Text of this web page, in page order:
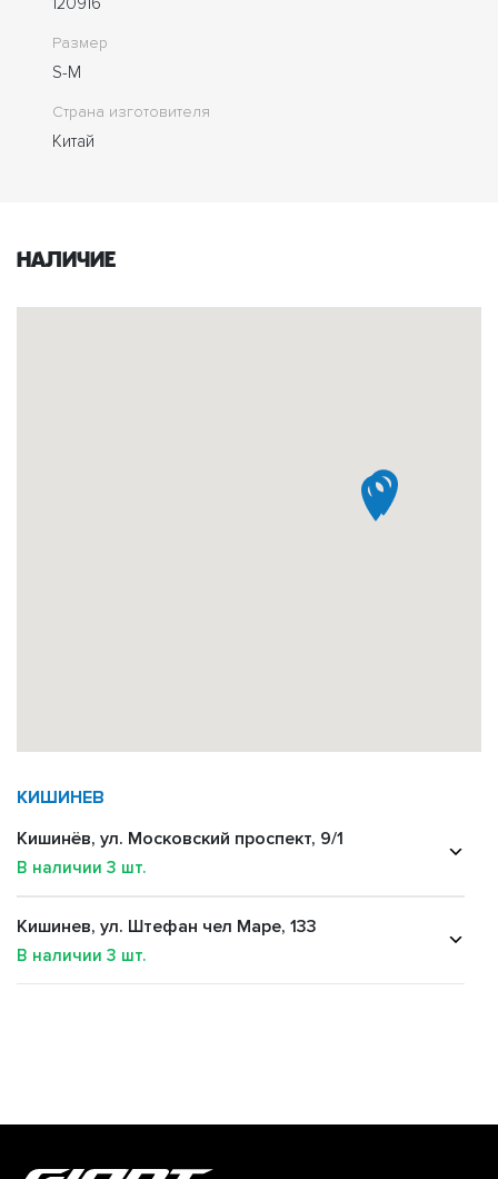
Размер
S-M
Страна изготовителя
Китай
Наличие
КИШИНЕВ
Кишинёв, ул. Московский проспект, 9/1
В наличии 3 шт.
Кишинев, ул. Штефан чел Маре, 133
В наличии 3 шт.